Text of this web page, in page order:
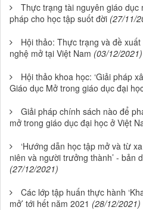
Thực trạng tài nguyên giáo dục
pháp cho học tập suốt đời (27/11/
Hội thảo: Thực trạng và đề
nghệ mở tại Việt Nam (03/12/2021)
Hội thảo khoa học: ‘Giải pháp
Giáo dục Mở trong giáo dục đại
Giải pháp chính sách nào để
mở trong giáo dục đại học ở Việt
‘Hướng dẫn học tập mở và từ
niên và người trưởng thành’ - bản
(27/12/2021)
Các lớp tập huấn thực hành
mở’ tới hết năm 2021 (28/12/2021)